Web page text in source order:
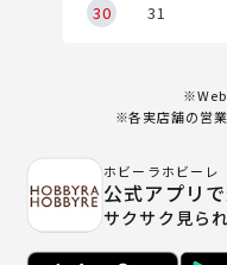
30
31
※Web
※各実店舗の営
ホビーラホビーレ
公式アプリ
サクサク見ら